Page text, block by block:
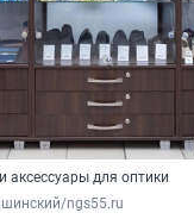
аксессуары для оптики
ngs55.ru